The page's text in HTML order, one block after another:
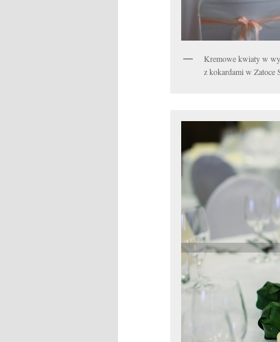
Kremowe kwiaty w
z kokardami w Zatoce